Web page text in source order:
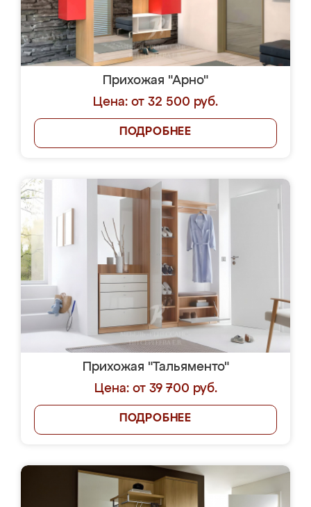
Прихожая "Арно"
Цена: от 32 500 руб.
ПОДРОБНЕЕ
Прихожая "Тальяменто"
Цена: от 39 700 руб.
ПОДРОБНЕЕ